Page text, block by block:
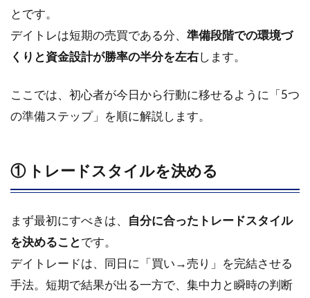
券口
座の
選び
方
ソコ
モニ
／チ
ャー
境な
ど初
とです。
デイトレは短期の売買である分、 準備段階での環境づ
くりと資金設計が勝率の半分を左右します。
ここでは、初心者が今日から行動に移せるように「5つ
の準備ステップ」を順に解説します。
① トレードスタイルを決める
まず最初にすべきは、 自分に合ったトレードスタイル
を決めることです。
デイトレードは、同日に「買い→売り」を完結させる
手法。短期で結果が出る一方で、集中力と瞬時の判断